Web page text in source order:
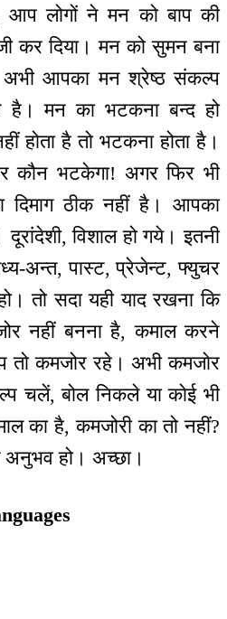
आप लोगों ने मन को बाप की
कर दिया। मन को सुमन बना
अभी आपका मन श्रेष्ठ संकल्प
है। मन का भटकना बन्द हो
होता है तो भटकना होता है।
कौन भटकेगा! अगर फिर भी
ठीक नहीं है। आपका
दूरांदेशी, विशाल हो गये। इतनी
अन्त, पास्ट, प्रेजेन्ट, फ्युचर
तो सदा यही याद रखना कि
नहीं बनना है, कमाल करने
तो कमजोर रहे। अभी कमजोर
चलें, बोल निकले या कोई भी
का है, कमजोरी का तो नहीं?
हो। अच्छा।